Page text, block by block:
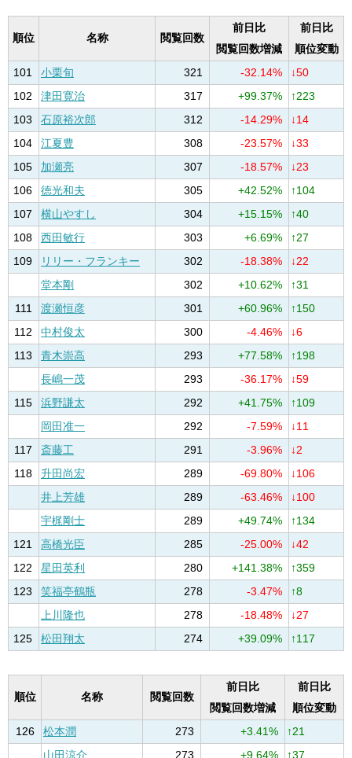
順位 名称 閲覧回数
前日比
閲覧回数増減
前日比
順位変動
101
小栗旬 321 -32.14%
↓50
102
津田寛治 317 +99.37%
↑223
103
石原裕次郎 312 -14.29%
↓14
104
江夏豊 308 -23.57%
↓33
105
加瀬亮 307 -18.57%
↓23
106
徳光和夫 305 +42.52%
↑104
107
横山やすし 304 +15.15%
↑40
108
西田敏行 303 +6.69%
↑27
109
リリー・フランキー 302 -18.38%
↓22
堂本剛
302 +10.62%
↑31
111
渡瀬恒彦 301 +60.96%
↑150
112
中村俊太 300 -4.46%
↓6
113
青木崇高 293 +77.58%
↑198
長嶋一茂
293 -36.17%
↓59
115
浜野謙太 292 +41.75%
↑109
岡田准一
292 -7.59%
↓11
117
斎藤工 291 -3.96%
↓2
118
升田尚宏 289 -69.80%
↓106
井上芳雄
289 -63.46%
↓100
宇梶剛士
289 +49.74%
↑134
121
高橋光臣 285 -25.00%
↓42
122
星田英利 280 +141.38%
↑359
123
笑福亭鶴瓶 278 -3.47%
↑8
上川隆也
278 -18.48%
↓27
125
松田翔太 274 +39.09% ↑117
順位 名称 閲覧回数
前日比
閲覧回数増減
前日比
順位変動
126
松本潤 273 +3.41%
↑21
山田涼介
273 +9.64%
↑37